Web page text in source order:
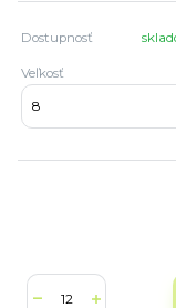
Dostupnosť
Veľkosť